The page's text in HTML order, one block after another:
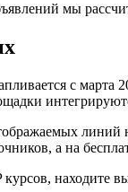
мы
с марта
линий
а на
находите